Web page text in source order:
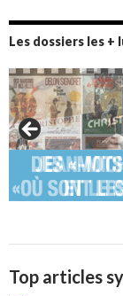
Les dossiers les +
Top articles